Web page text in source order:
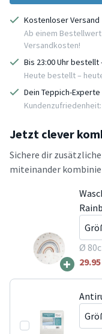
Kostenloser Versand
Ab einem
Versandkosten!
Bis 23:00 Uhr
Heute bestellt –
Dein Teppich-Experte
Kundenzufriedenheit:
Jetzt clever
Sichere dir
miteinander
+
Ø
29.95